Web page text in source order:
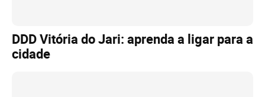
DDD Vitória do Jari: aprenda a ligar para a
cidade